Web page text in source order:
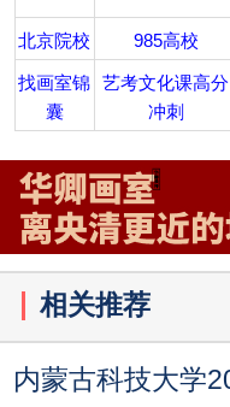
北京院校 985高校
找画室锦
囊
艺考文化课高分
冲刺
相关推荐